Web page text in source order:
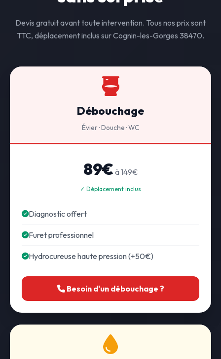
Devis gratuit avant toute intervention. Tous nos prix sont
TTC, déplacement inclus sur Cognin-les-Gorges 38470.
Débouchage
Évier · Douche · WC
89€ à 149€
✓ Déplacement inclus
Diagnostic offert
Furet professionnel
Hydrocureuse haute pression (+50€)
Besoin d'un débouchage ?